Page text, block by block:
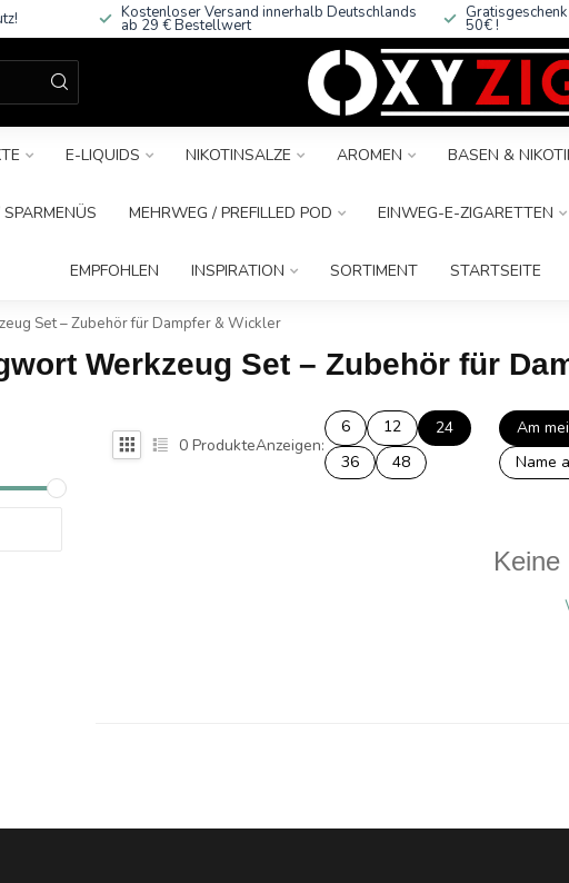
Kostenloser Versand innerhalb Deutschlands
ab 29 € Bestellwert 50€ !
E-LIQUIDS NIKOTINSALZE AROMEN BASEN &
MEHRWEG / PREFILLED POD EINWEG-E-ZIGARETTEN
EMPFOHLEN INSPIRATION SORTIMENT STARTSEITE
Set – Zubehör für Dampfer & Wickler
Werkzeug Set – Zubehör für
0 ProdukteAnzeigen:
6 12
24
36
48
Am
Name
Keine